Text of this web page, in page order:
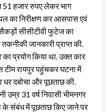
हजार रुपए लेकर भाग
का निरीक्षण कर आसपास एवं
सैकड़ों सीसीटीवी फुटेज का
जानकारी प्राप्त की.
का प्रयोग किया था. उक्त कार
रायपुर पहुंचकर घटना में
दबोचा और पूछताछ की.
उम्र 31 वर्ष निवासी भीमनगर
के संबंध में पूछताछ किए जाने पर